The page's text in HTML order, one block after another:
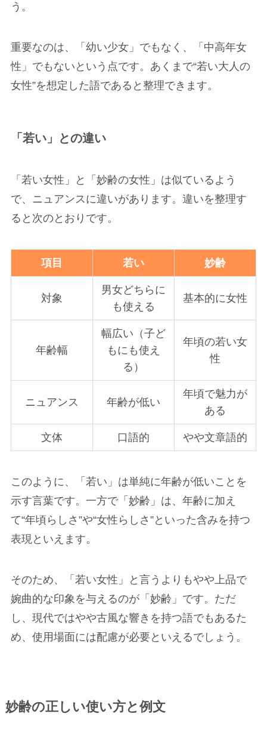
う。
重要なのは、「幼い少女」でもなく、「中高年女
性」でもないという点です。あくまで“若い大人の
女性”を想定した語であると整理できます。
「若い」との違い
「若い女性」と「妙齢の女性」は似ているよう
で、ニュアンスに違いがあります。違いを整理す
ると次のとおりです。
項目 若い 妙齢
対象
男女どちらに
も使える
基本的に女性
年齢幅
幅広い（子ど
もにも使え
る）
年頃の若い女
性
ニュアンス 年齢が低い
年頃で魅力が
ある
文体 口語的 やや文章語的
このように、「若い」は単純に年齢が低いことを
示す言葉です。一方で「妙齢」は、年齢に加え
て“年頃らしさ”や“女性らしさ”といった含みを持つ
表現といえます。
そのため、「若い女性」と言うよりもやや上品で
婉曲的な印象を与えるのが「妙齢」です。ただ
し、現代ではやや古風な響きを持つ語でもあるた
め、使用場面には配慮が必要といえるでしょう。
妙齢の正しい使い方と例文